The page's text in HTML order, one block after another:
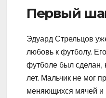
Первый
Эдуард Стрельцов
любовь к футболу.
футболе был сделан,
лет. Мальчик не мог
меняющихся мячей и